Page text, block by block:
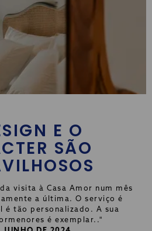
E O
SÃO
visita à Casa Amor num mês
a última. O serviço é
é tão personalizado. A sua
é exemplar.."